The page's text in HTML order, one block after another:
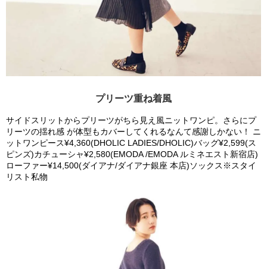
プリーツ重ね着風
サイドスリットからプリーツがちら見え風ニットワンピ。さらにプ
リーツの揺れ感 が体型もカバーしてくれるなんて感謝しかない！ ニ
ットワンピース¥4,360(DHOLIC LADIES/DHOLIC)バッグ¥2,599(ス
ピンズ)カチューシャ¥2,580(EMODA /EMODA ルミネエスト新宿店)
ローファー¥14,500(ダイアナ/ダイアナ銀座 本店)ソックス※スタイ
リスト私物